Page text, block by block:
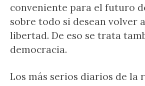
conveniente para el futuro
sobre todo si desean volver
libertad. De eso se trata
democracia.
Los más serios diarios de la